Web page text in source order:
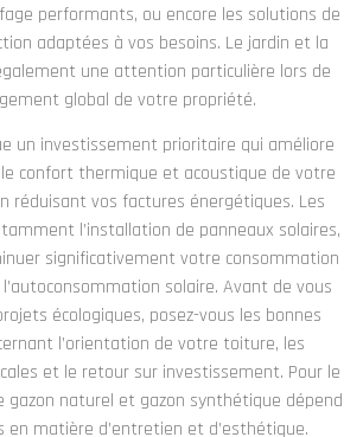
performants, ou encore les solutions de
adaptées à vos besoins. Le jardin et la
une attention particulière lors de
global de votre propriété.
un investissement prioritaire qui améliore
confort thermique et acoustique de votre
réduisant vos factures énergétiques. Les
l’installation de panneaux solaires,
significativement votre consommation
solaire. Avant de vous
écologiques, posez-vous les bonnes
l’orientation de votre toiture, les
et le retour sur investissement. Pour le
gazon naturel et gazon synthétique dépend
en matière d’entretien et d’esthétique.